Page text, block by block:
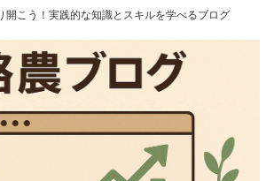
開こう！実践的な知識とスキルを学べるブログ